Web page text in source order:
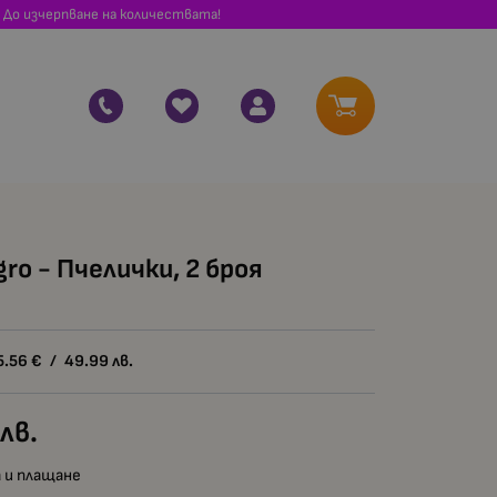
изчерпване на количествата!
- Пчелички, 2 броя
€ / 49.99 лв.
лв.
плащане